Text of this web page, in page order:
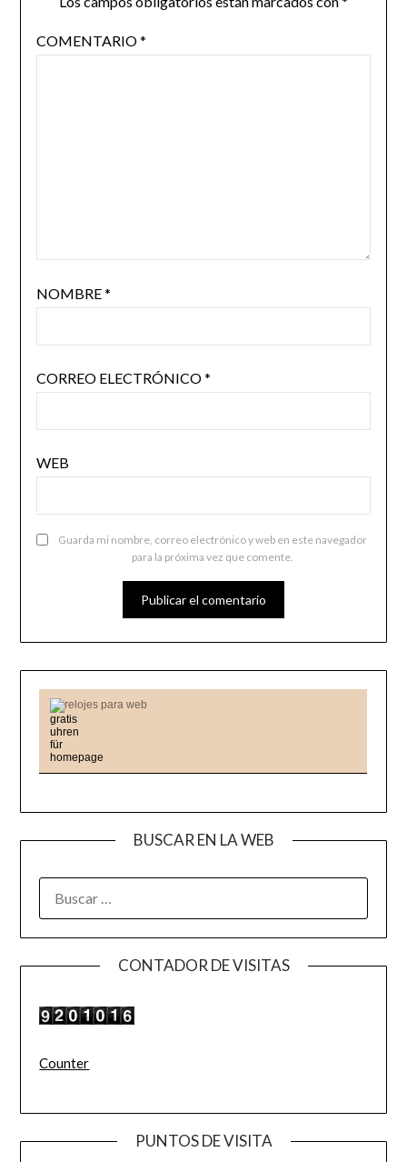
COMENTARIO*
NOMBRE*
CORREO ELECTRÓNICO*
WEB
Guarda mi nombre, correo electrónico y web en este navegador
para la próxima vez que comente.
relojes para web
BUSCAR EN LA WEB
CONTADOR DE VISITAS
Counter
PUNTOS DE VISITA